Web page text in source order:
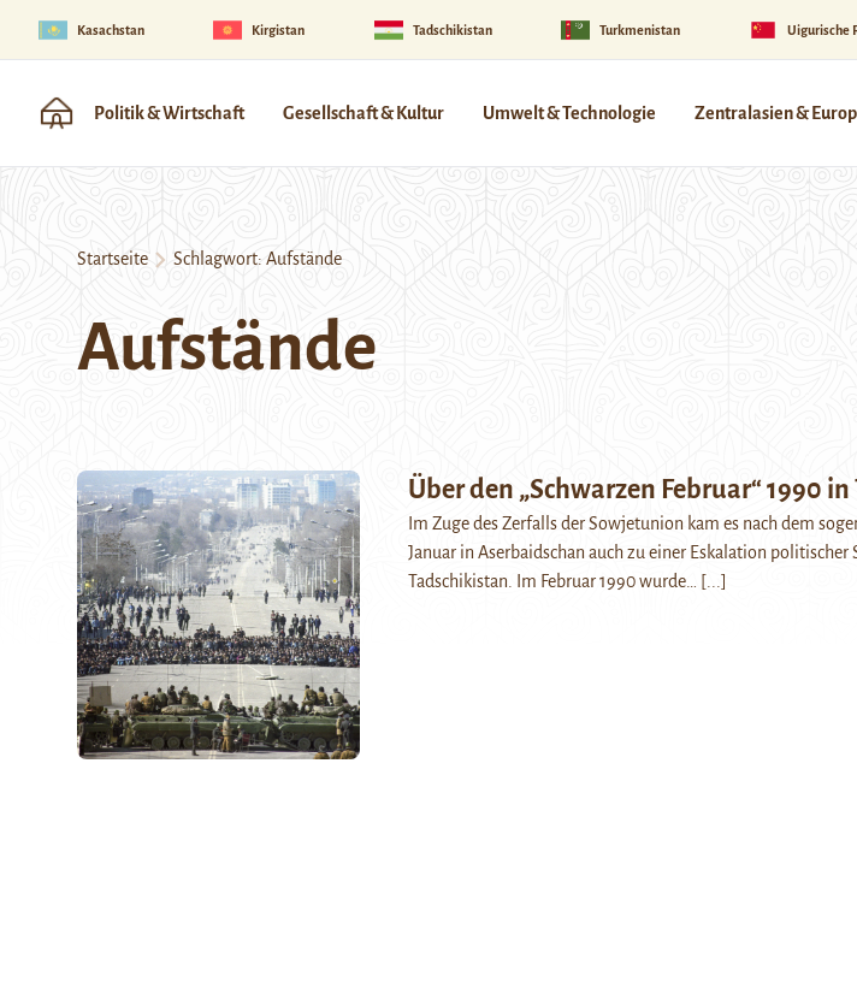
Kasachstan Kirgistan Tadschikistan Turkmenistan Uigurische
Politik & Wirtschaft Gesellschaft & Kultur Umwelt & Technologie Zentralasien &
Startseite Schlagwort: Aufstände
Aufstände
Über den „Schwarzen Februar“ 1990
Im Zuge des Zerfalls der Sowjetunion kam es nach dem
Januar in Aserbaidschan auch zu einer Eskalation politischer
Tadschikistan. Im Februar 1990 wurde…
[...]